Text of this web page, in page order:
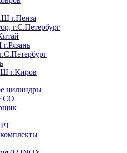
г.Пенза
г.С.Петербург
г.Киров
цилиндры